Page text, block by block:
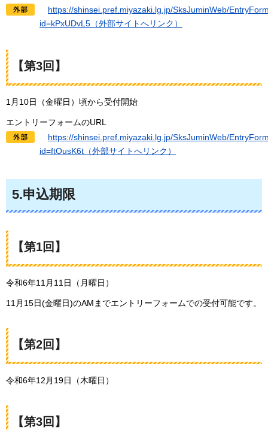
https://shinsei.pref.miyazaki.lg.jp/SksJuminWeb/
id=kPxUDvL5（外部サイトへリンク）
【第3回】
1月10日（金曜日）頃から受付開始
エントリーフォームのURL
https://shinsei.pref.miyazaki.lg.jp/SksJuminWeb/
id=ftOusK6t（外部サイトへリンク）
5.申込期限
【第1回】
令和6年11月11日（月曜日）
11月15日(金曜日)のAMまでエントリーフォームでの受付可能です。
【第2回】
令和6年12月19日（木曜日）
【第3回】